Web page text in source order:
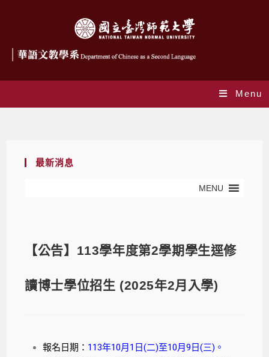
Menu
最新消息
MENU
【公告】113學年度第2學期學生逕修
讀博士學位招生 (2025年2月入學)
報名日期： 113年10月1日(二)至10月9日(三)。